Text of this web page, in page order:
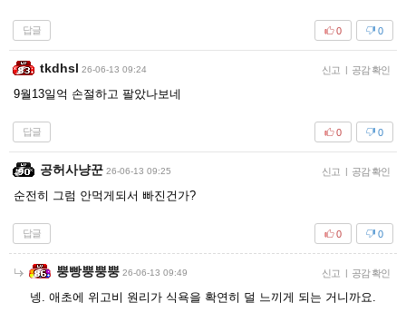
답글 0
0
tkdhsl 26-06-13 09:24 신고 | 공감 확인
9월13일억 손절하고 팔았나보네
답글 0
0
공허사냥꾼 26-06-13 09:25 신고 | 공감 확인
순전히 그럼 안먹게되서 빠진건가?
답글 0
0
뿡빵뿡뿡뿡 26-06-13 09:49 신고 | 공감 확인
넹. 애초에 위고비 원리가 식욕을 확연히 덜 느끼게 되는 거니까요.